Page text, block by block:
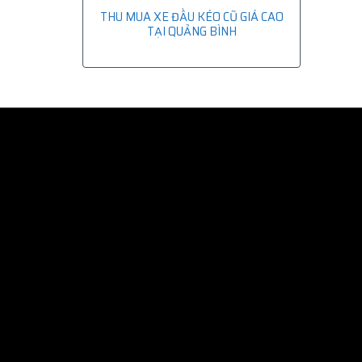
THU MUA XE ĐẦU KÉO CŨ GIÁ CAO
TẠI QUẢNG BÌNH